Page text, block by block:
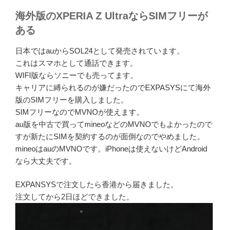
海外版のXPERIA Z UltraならSIMフリーが
ある
日本ではauからSOL24として発売されています。
これはスマホとして通話できます。
WIFI版ならソニーでも売ってます。
キャリアに縛られるのが嫌だったのでEXPASYSにて海外
版のSIMフリーを購入しました。
SIMフリーなのでMVNOが使えます。
au版を中古で買ってmineoなどのMVNOでもよかったので
すが新たにSIMを契約するのが面倒なのでやめました。
mineoはauのMVNOです。iPhoneは使えないけどAndroid
なら大丈夫です。
EXPANSYSで注文したら香港から届きました。
注文してから2日ほどできました。